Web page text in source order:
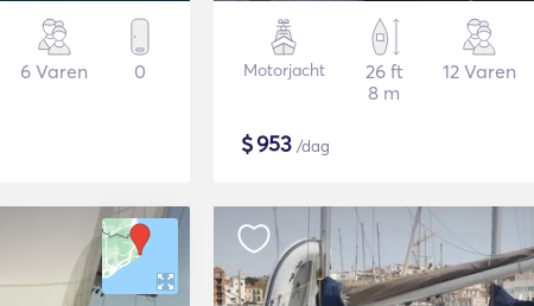
6 Varen 0 Motorjacht
26 ft
8 m
12 Varen
$953 /dag